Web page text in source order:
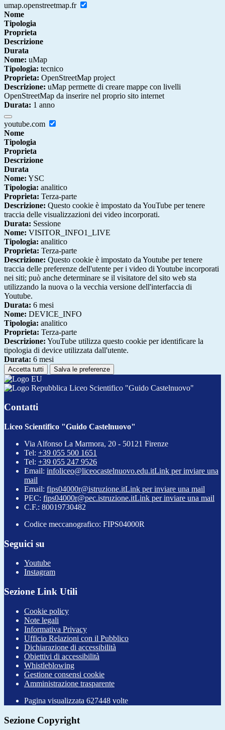
umap.openstreetmap.fr
Nome
Tipologia
Proprieta
Descrizione
Durata
Nome: uMap
Tipologia: tecnico
Proprieta: OpenStreetMap project
Descrizione: uMap permette di creare mappe con livelli
OpenStreetMap da inserire nel proprio sito internet
Durata: 1 anno
youtube.com
Nome
Tipologia
Proprieta
Descrizione
Durata
Nome: YSC
Tipologia: analitico
Proprieta: Terza-parte
Descrizione: Questo cookie è impostato da YouTube per tenere
traccia delle visualizzazioni dei video incorporati.
Durata: Sessione
Nome: VISITOR_INFO1_LIVE
Tipologia: analitico
Proprieta: Terza-parte
Descrizione: Questo cookie è impostato da Youtube per tenere
traccia delle preferenze dell'utente per i video di Youtube incorporati
nei siti; può anche determinare se il visitatore del sito web sta
utilizzando la nuova o la vecchia versione dell'interfaccia di
Youtube.
Durata: 6 mesi
Nome: DEVICE_INFO
Tipologia: analitico
Proprieta: Terza-parte
Descrizione: YouTube utilizza questo cookie per identificare la
tipologia di device utilizzata dall'utente.
Durata: 6 mesi
Accetta tutti Salva le preferenze
Liceo Scientifico "Guido Castelnuovo"
Contatti
Liceo Scientifico "Guido Castelnuovo"
Via Alfonso La Marmora, 20 - 50121 Firenze
Tel: +39 055 500 1651
Tel: +39 055 247 9526
Email: infoliceo@liceocastelnuovo.edu.itLink per inviare una
mail
Email: fips04000r@istruzione.itLink per inviare una mail
PEC: fips04000r@pec.istruzione.itLink per inviare una mail
C.F.: 80019730482
Codice meccanografico: FIPS04000R
Seguici su
Youtube
Instagram
Sezione Link Utili
Cookie policy
Note legali
Informativa Privacy
Ufficio Relazioni con il Pubblico
Dichiarazione di accessibilità
Obiettivi di accessibilità
Whistleblowing
Gestione consensi cookie
Amministrazione trasparente
Pagina visualizzata 627448 volte
Sezione Copyright